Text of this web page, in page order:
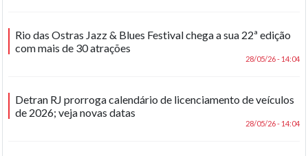
Rio das Ostras Jazz & Blues Festival chega a sua 22ª edição
com mais de 30 atrações
28/05/26 - 14:04
Detran RJ prorroga calendário de licenciamento de veículos
de 2026; veja novas datas
28/05/26 - 14:04